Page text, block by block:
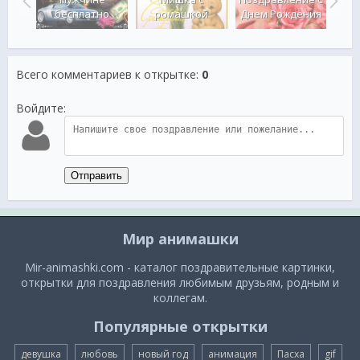
бесплатно
ромашкой
Днем Рождения
Всего комментариев к открытке: 0
Войдите:
Отправить
Мир анимашки
Mir-animashki.com - каталог поздравительные картинки,
открытки для поздравления любимым друзьям, родным и
коллегам.
Популярные открытки
девушка любовь новый год анимация Пасха gif